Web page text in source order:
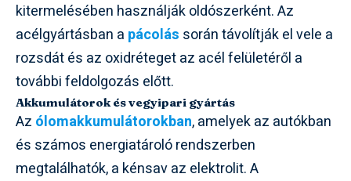
kitermelésében használják oldószerként. Az
acélgyártásban a pácolás során távolítják el vele a
rozsdát és az oxidréteget az acél felületéről a
további feldolgozás előtt.
Akkumulátorok és vegyipari gyártás
Az ólomakkumulátorokban, amelyek az autókban
és számos energiatároló rendszerben
megtalálhatók, a kénsav az elektrolit. A